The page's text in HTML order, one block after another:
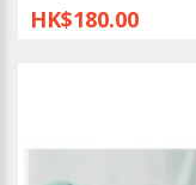
HK$180.00